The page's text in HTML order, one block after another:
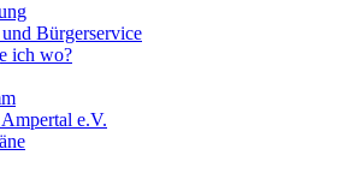
Bürgerservice
ich wo?
e.V.